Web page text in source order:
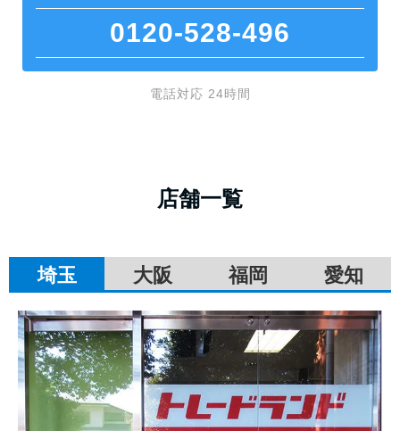
0120-528-496
電話対応 24時間
店舗一覧
埼玉 大阪 福岡 愛知